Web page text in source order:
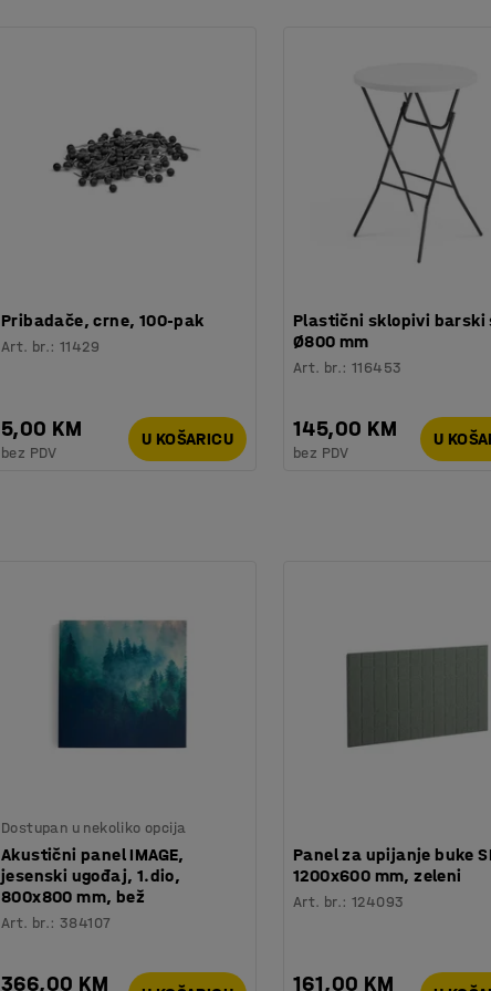
Pribadače, crne, 100-pak
Art. br.:11429
5,00 KM
bez PDV
U KOŠARICU
Plastični sklopivi barski
Ø800 mm
Art. br.:116453
145,00 KM
bez PDV
U
Dostupan u nekoliko opcija
Akustični panel IMAGE,
jesenski ugođaj, 1.dio,
800x800 mm, bež
Art. br.:384107
366,00 KM
Panel za upijanje buke
1200x600 mm, zeleni
Art. br.:124093
161,00 KM